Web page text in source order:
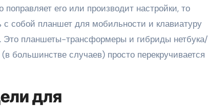
его или производит настройки, то
с собой планшет для мобильности и клавиатуру
Это планшеты-трансформеры и гибриды нетбука/
большинстве случаев) просто перекручивается
для